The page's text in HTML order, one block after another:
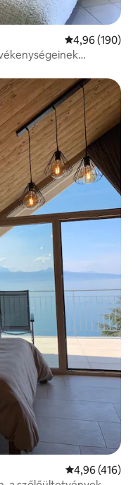
Átlagos
4,96 (190)
Átlagos
4,96 (416)